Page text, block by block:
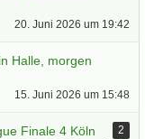
20. Juni 2026 um 19:42
Halle, morgen
15. Juni 2026 um 15:48
Finale 4 Köln
2